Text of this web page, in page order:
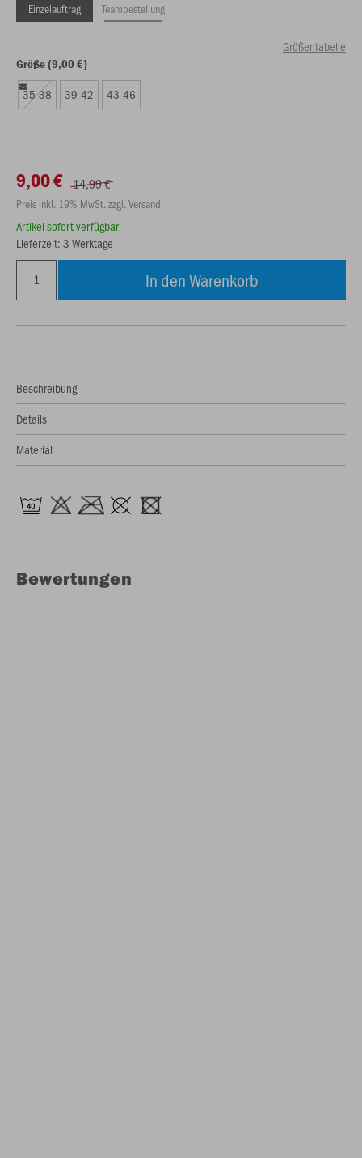
Einzelauftrag Teambestellung
Größentabelle
Größe (9,00 €)
35-38 39-42 43-46
9,00 € 14,99 €
Preis inkl. 19% MwSt. zzgl. Versand
Artikel sofort verfügbar
Lieferzeit: 3 Werktage
In den Warenkorb
Beschreibung
Details
Material
Bewertungen